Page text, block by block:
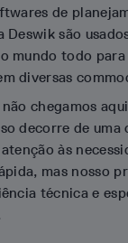
de
Deswik são
mundo todo
diversas
chegamos
decorre de
às
mas nosso
técnica e